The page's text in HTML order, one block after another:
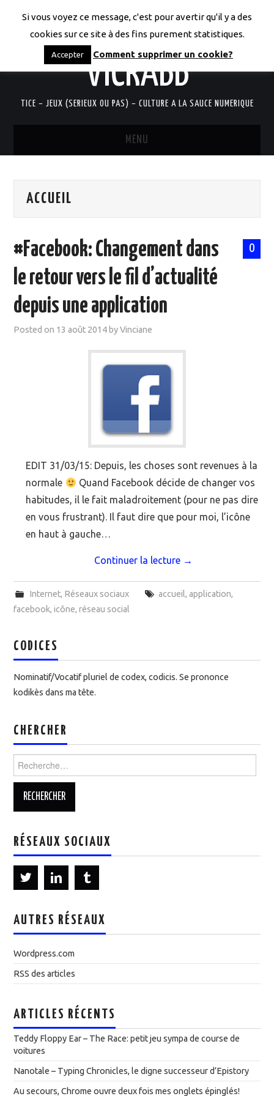
LES CODICES DE
VICRABB
TICE – JEUX (SERIEUX OU PAS) – CULTURE A LA SAUCE NUMERIQUE
MENU
QUI SUIS-JE?
MOOC SUIVIS
EVÉNEMENTS
ACCUEIL
0
#Facebook: Changement dans
le retour vers le fil d’actualité
depuis une application
Posted on 13 août 2014 byVinciane
EDIT 31/03/15: Depuis, les choses sont revenues à la
normale
Quand Facebook décide de changer vos
habitudes, il le fait maladroitement (pour ne pas dire
en vous frustrant). Il faut dire que pour moi, l’icône
en haut à gauche…
Continuer la lecture →
Internet, Réseaux sociaux accueil, application,
facebook,icône,réseau social
CODICES
Nominatif/Vocatif pluriel de codex, codicis. Se prononce
kodikès dans ma tête.
CHERCHER
Rechercher :
RÉSEAUX SOCIAUX
AUTRES RÉSEAUX
Wordpress.com
RSS des articles
ARTICLES RÉCENTS
Teddy Floppy Ear – The Race: petit jeu sympa de course de
voitures
Nanotale – Typing Chronicles, le digne successeur d’Epistory
Au secours, Chrome ouvre deux fois mes onglets épinglés!
Si vous voyez ce message, c'est pour avertir qu'il y a des
cookies sur ce site à des fins purement statistiques.
Accepter Comment supprimer un cookie?